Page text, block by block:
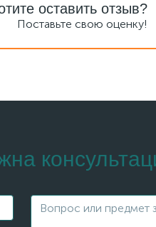
оставить отзыв?
Поставьте свою оценку!